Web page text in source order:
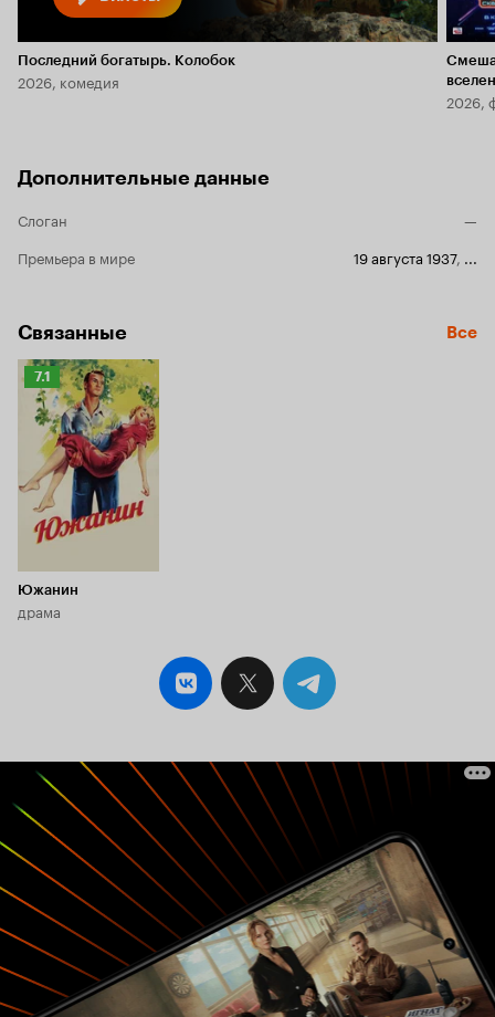
Последний богатырь. Колобок
2026, комедия
2026,
Дополнительные данные
Слоган
—
Премьера в мире
19 августа 1937, ...
Связанные Все
Рейтинг
Кинопоиска
7.1
7.1
Южанин
драма